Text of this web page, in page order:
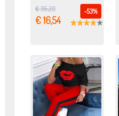
-53%
€ 35,20
€ 16,54